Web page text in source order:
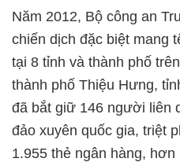
Năm 2012, Bộ công an
chiến dịch đặc biệt mang
tại 8 tỉnh và thành phố
thành phố Thiệu Hưng,
đã bắt giữ 146 người liên
đảo xuyên quốc gia, triệt
1.955 thẻ ngân hàng,